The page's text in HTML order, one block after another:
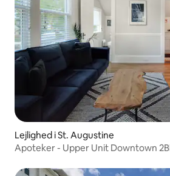
Lejlighed i St. Augustine
Apoteker - Upper Unit Downtown